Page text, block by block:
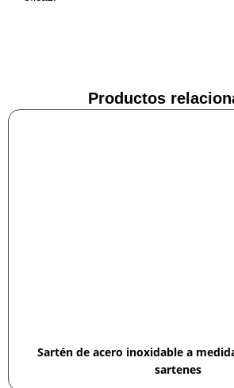
Productos
Sartén de acero inoxidable a
sartenes